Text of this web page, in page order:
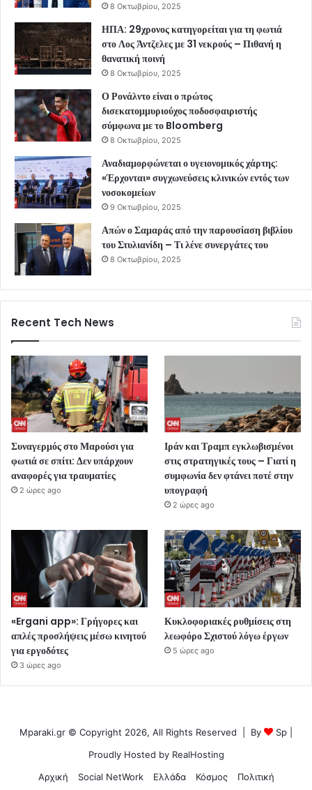
8 Οκτωβρίου, 2025
ΗΠΑ: 29χρονος κατηγορείται για τη φωτιά
στο Λος Άντζελες με 31 νεκρούς – Πιθανή η
θανατική ποινή
8 Οκτωβρίου, 2025
Ο Ρονάλντο είναι ο πρώτος
δισεκατομμυριούχος ποδοσφαιριστής
σύμφωνα με το Bloomberg
8 Οκτωβρίου, 2025
Αναδιαμορφώνεται ο υγειονομικός χάρτης:
«Έρχονται» συγχωνεύσεις κλινικών εντός των
νοσοκομείων
9 Οκτωβρίου, 2025
Απών ο Σαμαράς από την παρουσίαση βιβλίου
του Στυλιανίδη – Τι λένε συνεργάτες του
8 Οκτωβρίου, 2025
Recent Tech News
Συναγερμός στο Μαρούσι για
φωτιά σε σπίτι: Δεν υπάρχουν
αναφορές για τραυματίες
2 ώρες ago
Ιράν και Τραμπ εγκλωβισμένοι
στις στρατηγικές τους – Γιατί η
συμφωνία δεν φτάνει ποτέ στην
υπογραφή
2 ώρες ago
«Ergani app»: Γρήγορες και
απλές προσλήψεις μέσω κινητού
για εργοδότες
3 ώρες ago
Κυκλοφοριακές ρυθμίσεις στη
λεωφόρο Σχιστού λόγω έργων
5 ώρες ago
Mparaki.gr © Copyright 2026, All Rights Reserved | By Sp
Proudly Hosted by RealHosting
Αρχική
Social NetWork Ελλάδα Κόσμος Πολιτική